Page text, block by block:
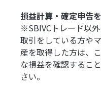
損益計算・確定申告
※SBIVCトレード以
取引をしている方や
産を取得した方は、
な損益を確認するこ
さい。